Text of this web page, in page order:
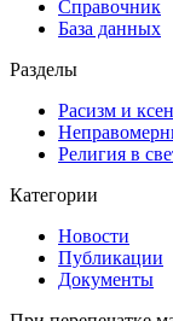
Справочник
База данных
Разделы
Расизм и
Религия в
Категории
Новости
Публикации
Документы